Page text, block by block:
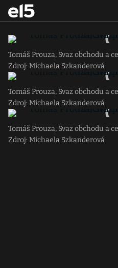
Tomáš Prouza, Svaz obchodu a
Zdroj: Michaela Szkanderová
Tomáš Prouza, Svaz obchodu a
Zdroj: Michaela Szkanderová
Tomáš Prouza, Svaz obchodu a
Zdroj: Michaela Szkanderová